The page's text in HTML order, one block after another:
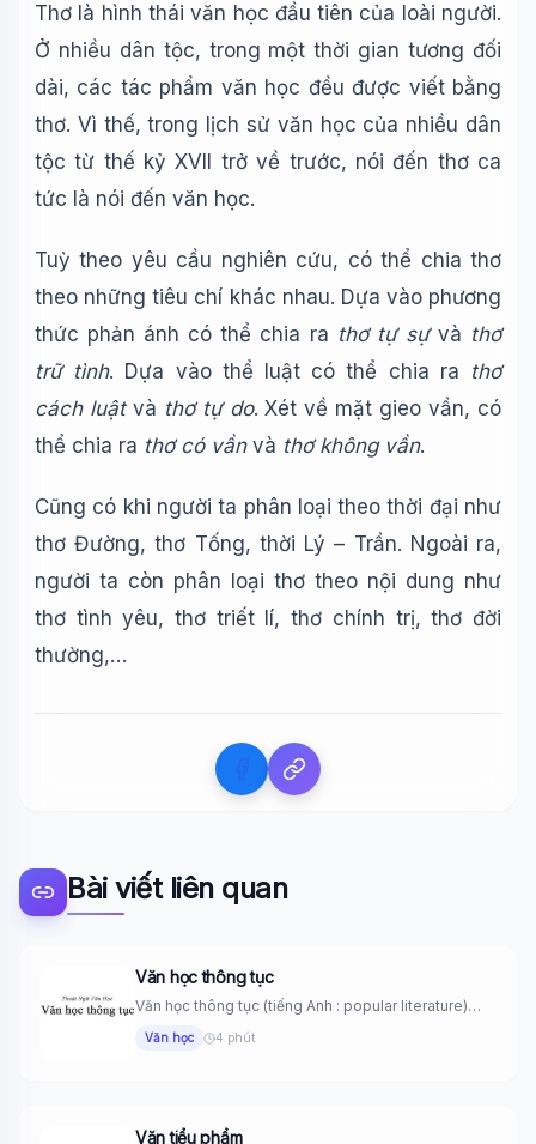
Thơ là hình thái văn học đầu tiên của loài người.
Ở nhiều dân tộc, trong một thời gian tương đối
dài, các tác phẩm văn học đều được viết bằng
thơ. Vì thế, trong lịch sử văn học của nhiều dân
tộc từ thế kỷ XVII trở về trước, nói đến thơ ca
tức là nói đến văn học.
Tuỳ theo yêu cầu nghiên cứu, có thể chia thơ
theo những tiêu chí khác nhau. Dựa vào phương
thức phản ánh có thể chia ra thơ tự sựvà thơ
trữ tình. Dựa vào thể luật có thể chia ra thơ
cách luậtvà thơ tự do. Xét về mặt gieo vần, có
thể chia ra thơ có vầnvà thơ không vần.
Cũng có khi người ta phân loại theo thời đại như
thơ Đường, thơ Tống, thời Lý – Trần. Ngoài ra,
người ta còn phân loại thơ theo nội dung như
thơ tình yêu, thơ triết lí, thơ chính trị, thơ đời
thường,…
Bài viết liên quan
Văn học thông tục
Văn học thông tục (tiếng Anh : popular literature)
Văn học 4 phút
Văn tiểu phẩm